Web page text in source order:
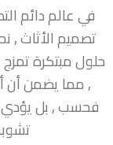
في عالم دائم
تصميم الأثاث ,
حلول مبتكرة
, مما يضمن أن
فحسب , بل يؤدي